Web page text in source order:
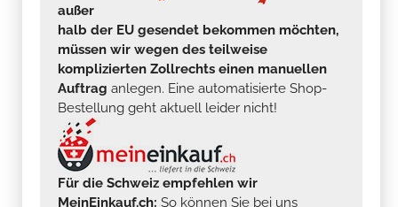
außer
halb der EU gesendet bekommen möchten,
müssen wir wegen des teilweise
komplizierten Zollrechts einen manuellen
Auftrag anlegen. Eine automatisierte Shop-
Bestellung geht aktuell leider nicht!
Für die Schweiz empfehlen wir
MeinEinkauf.ch: So können Sie bei uns